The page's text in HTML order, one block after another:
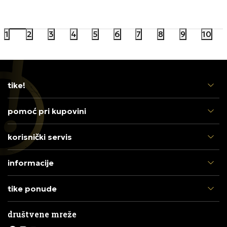
1 2 3 4 5 6 7 8 9 10
tike!
pomoć pri kupovini
korisnički servis
informacije
tike ponude
društvene mreže